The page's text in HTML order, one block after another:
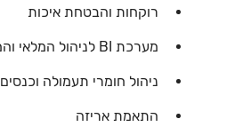
רוקחות והבטחת איכות
מערכת BI לניהול המלאי והמכירות
ניהול חומרי תעמולה וכנסים
התאמת אריזה